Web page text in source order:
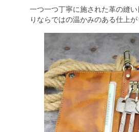
一つ一つ丁寧に施された革の縫
りならではの温かみのある仕上が